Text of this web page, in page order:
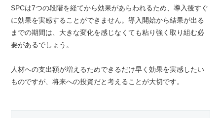
SPCは7つの段階を経てから効果があらわれるため、導入後すぐ
に効果を実感することができません。導入開始から結果が出る
までの期間は、大きな変化を感じなくても粘り強く取り組む必
要があるでしょう。
人材への支出額が増えるためできるだけ早く効果を実感したい
ものですが、将来への投資だと考えることが大切です。